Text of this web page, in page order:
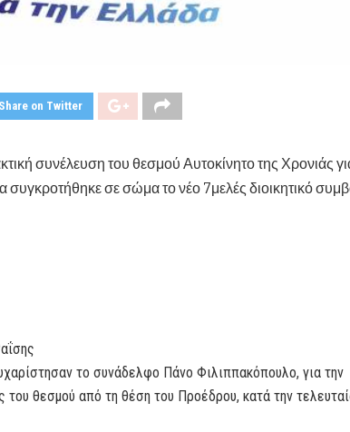
Share on Twitter
συνέλευση του θεσμού Αυτοκίνητο της Χρονιάς
σε σώμα το νέο 7μελές διοικητικό
το συνάδελφο Πάνο Φιλιππακόπουλο, για την
του θεσμού από τη θέση του Προέδρου, κατά την